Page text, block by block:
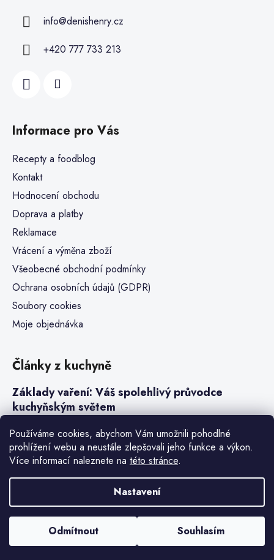
Používáme cookies, abychom Vám umožnili pohodlné
prohlížení webu a neustále zlepšovali jeho funkce a výkon.
Více informací naleznete na této stránce.
Nastavení
Odmítnout Souhlasím
info@denishenry.cz
+420 777 733 213
Informace pro Vás
Recepty a foodblog
Kontakt
Hodnocení obchodu
Doprava a platby
Reklamace
Vrácení a výměna zboží
Všeobecné obchodní podmínky
Ochrana osobních údajů (GDPR)
Soubory cookies
Moje objednávka
Články z kuchyně
Základy vaření: Váš spolehlivý průvodce
kuchyňským světem
Steaky a sous-vide vaření
Jak vařit v tlakovém hrnci neboli papiňáku
Vytvořil Shoptet Premium
Copyright 2026Denis Henry . Všechna práva vyhrazena.
nastavení cookies